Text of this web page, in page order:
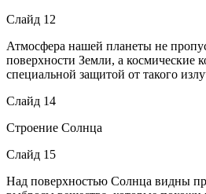
Слайд 12
Атмосфера нашей планеты не
поверхности Земли, а космические
специальной защитой от такого
Слайд 14
Строение Солнца
Слайд 15
Над поверхностью Солнца видны